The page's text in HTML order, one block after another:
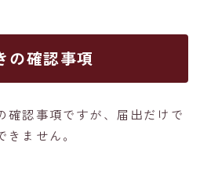
の確認事項
確認事項ですが、届出だけで
ません。